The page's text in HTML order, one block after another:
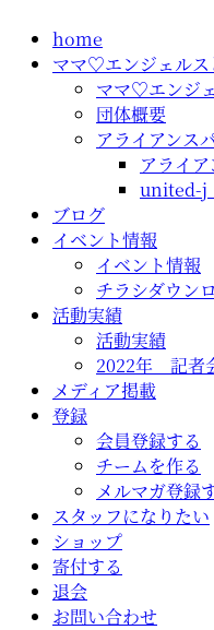
home
ママ♡エンジェルス
ママ♡エンジ
団体概要
アライアンス
アライ
united-j
ブログ
イベント情報
イベント情報
チラシダウン
活動実績
活動実績
2022年 記者
メディア掲載
登録
会員登録する
チームを作る
メルマガ登録
スタッフになりたい
ショップ
寄付する
退会
お問い合わせ